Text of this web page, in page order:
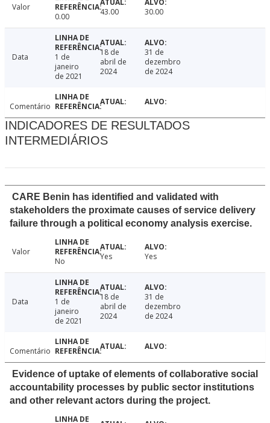
Valor
0.00
43.00 30.00
Data
1 de
janeiro
de 2021
18 de
abril de
2024
31 de
dezembro
de 2024
Comentário
INDICADORES DE RESULTADOS
INTERMEDIÁRIOS
CARE Benin has identified and validated with
stakeholders the proximate causes of service delivery
failure through a political economy analysis exercise.
Valor
No
Yes Yes
Data
1 de
janeiro
de 2021
18 de
abril de
2024
31 de
dezembro
de 2024
Comentário
Evidence of uptake of elements of collaborative social
accountability processes by public sector institutions
and other relevant actors during the project.